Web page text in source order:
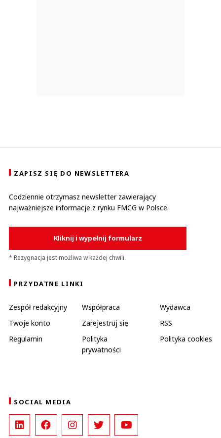
ZAPISZ SIĘ DO NEWSLETTERA
Codziennie otrzymasz newsletter zawierający
najważniejsze informacje z rynku FMCG w Polsce.
Kliknij i wypełnij formularz
* Rezygnacja jest możliwa w każdej chwili.
PRZYDATNE LINKI
Zespół redakcyjny Współpraca
Wydawca
Twoje konto
Zarejestruj się
RSS
Regulamin
Polityka
prywatności
Polityka cookies
SOCIAL MEDIA